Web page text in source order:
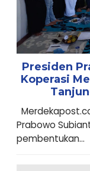
Presiden
Koperasi
Prabowo
pembentukan...